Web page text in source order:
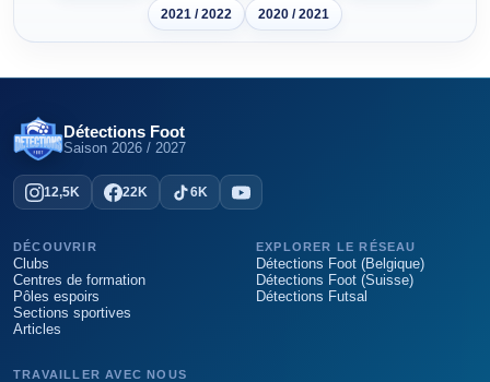
2021 / 2022 2020 / 2021
Détections Foot
Saison 2026 / 2027
12,5K 22K 6K
DÉCOUVRIR
Clubs
Centres de formation
Pôles espoirs
Sections sportives
Articles
EXPLORER LE RÉSEAU
Détections Foot (Belgique)
Détections Foot (Suisse)
Détections Futsal
TRAVAILLER AVEC NOUS